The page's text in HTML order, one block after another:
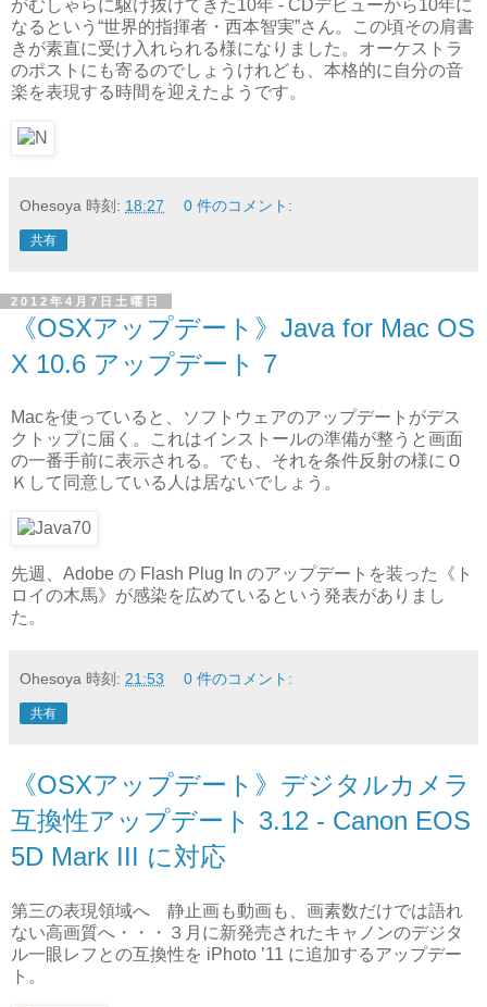
がむしゃらに駆け抜けてきた10年 - CDデビューから10年に
なるという“世界的指揮者・西本智実”さん。この頃その肩書
きが素直に受け入れられる様になりました。オーケストラ
のポストにも寄るのでしょうけれども、本格的に自分の音
楽を表現する時間を迎えたようです。
Ohesoya 時刻: 18:27 0 件のコメント:
共有
2012年4月7日土曜日
《OSXアップデート》Java for Mac OS
X 10.6 アップデート 7
Macを使っていると、ソフトウェアのアップデートがデス
クトップに届く。これはインストールの準備が整うと画面
の一番手前に表示される。でも、それを条件反射の様にＯ
Ｋして同意している人は居ないでしょう。
先週、Adobe の Flash Plug In のアップデートを装った《ト
ロイの木馬》が感染を広めているという発表がありまし
た。
Ohesoya 時刻: 21:53 0 件のコメント:
共有
《OSXアップデート》デジタルカメラ
互換性アップデート 3.12 - Canon EOS
5D Mark III に対応
第三の表現領域へ 静止画も動画も、画素数だけでは語れ
ない高画質へ・・・３月に新発売されたキャノンのデジタ
ル一眼レフとの互換性を iPhoto ’11 に追加するアップデー
ト。